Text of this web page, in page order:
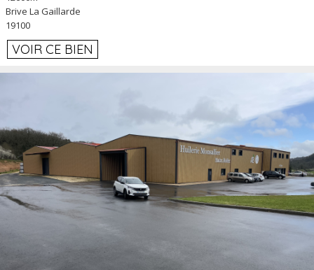
Brive La Gaillarde
19100
VOIR CE BIEN